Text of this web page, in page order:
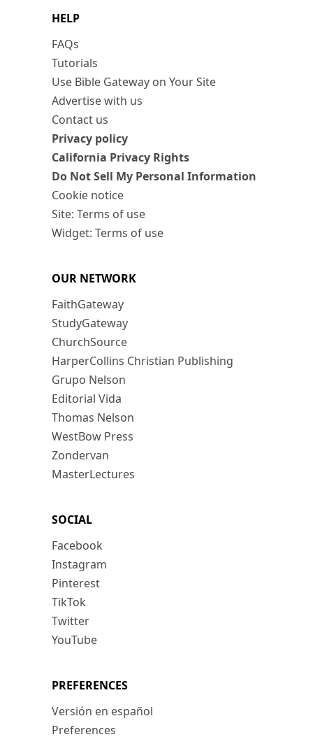
HELP
FAQs
Tutorials
Use Bible Gateway on Your Site
Advertise with us
Contact us
Privacy policy
California Privacy Rights
Do Not Sell My Personal Information
Cookie notice
Site: Terms of use
Widget: Terms of use
OUR NETWORK
FaithGateway
StudyGateway
ChurchSource
HarperCollins Christian Publishing
Grupo Nelson
Editorial Vida
Thomas Nelson
WestBow Press
Zondervan
MasterLectures
SOCIAL
Facebook
Instagram
Pinterest
TikTok
Twitter
YouTube
PREFERENCES
Versión en español
Preferences